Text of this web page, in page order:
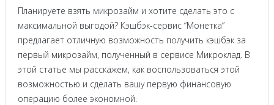
Планируете взять микрозайм и хотите сделать это с
максимальной выгодой? Кэшбэк-сервис “Монетка”
предлагает отличную возможность получить кэшбэк за
первый микрозайм, полученный в сервисе Микроклад. В
этой статье мы расскажем, как воспользоваться этой
возможностью и сделать вашу первую финансовую
операцию более экономной.